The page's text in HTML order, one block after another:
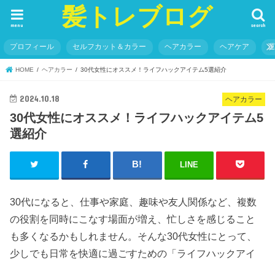
髪トレブログ search
menu
プロフィール セルフカット＆カラー ヘアカラー ヘアケア
HOME ヘアカラー 30代女性にオススメ！ライフハックアイテム5選紹介
ヘアカラー
2024.10.18
30代女性にオススメ！ライフハックアイテム5
選紹介
LINE
30代になると、仕事や家庭、趣味や友人関係など、複数
の役割を同時にこなす場面が増え、忙しさを感じること
も多くなるかもしれません。そんな30代女性にとって、
少しでも日常を快適に過ごすための「ライフハックアイ